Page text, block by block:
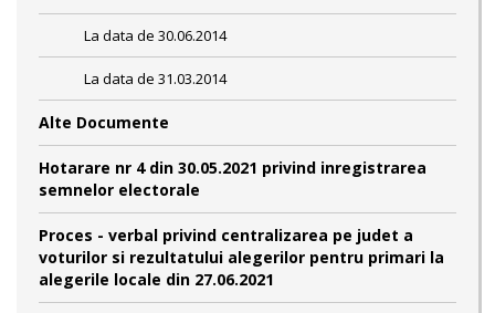
La data de 30.06.2014
La data de 31.03.2014
Alte Documente
Hotarare nr 4 din 30.05.2021 privind inregistrarea
semnelor electorale
Proces - verbal privind centralizarea pe judet a
voturilor si rezultatului alegerilor pentru primari la
alegerile locale din 27.06.2021